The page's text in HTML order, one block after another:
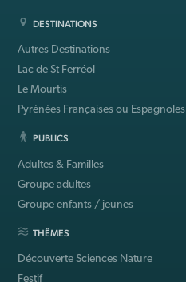
DESTINATIONS
Autres Destinations
Lac de St Ferréol
Le Mourtis
Pyrénées Françaises ou Espagnoles
PUBLICS
Adultes & Familles
Groupe adultes
Groupe enfants / jeunes
THÊMES
Découverte Sciences Nature
Festif